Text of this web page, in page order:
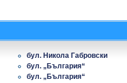
бул. Никола Габровски
бул. „България“
бул. „България“